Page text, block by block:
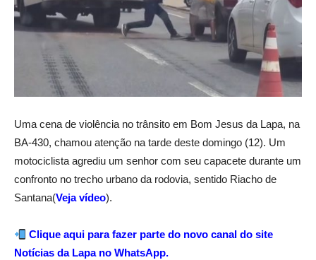
Uma cena de violência no trânsito em Bom Jesus da Lapa, na
BA-430, chamou atenção na tarde deste domingo (12). Um
motociclista agrediu um senhor com seu capacete durante um
confronto no trecho urbano da rodovia, sentido Riacho de
Santana(Veja vídeo).
Clique aqui para fazer parte do novo canal do site
Notícias da Lapa no WhatsApp.